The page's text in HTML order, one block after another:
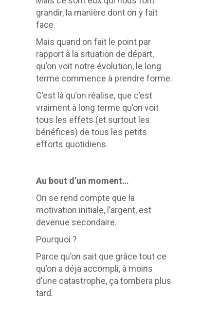
grandir, la manière dont on y fait
face.
Mais quand on fait le point par
rapport à la situation de départ,
qu’on voit notre évolution, le long
terme commence à prendre forme.
C’est là qu’on réalise, que c’est
vraiment à long terme qu’on voit
tous les effets (et surtout les
bénéfices) de tous les petits
efforts quotidiens.
Au bout d’un moment…
On se rend compte que la
motivation initiale, l’argent, est
devenue secondaire.
Pourquoi ?
Parce qu’on sait que grâce tout ce
qu’on a déjà accompli, à moins
d’une catastrophe, ça tombera plus
tard.